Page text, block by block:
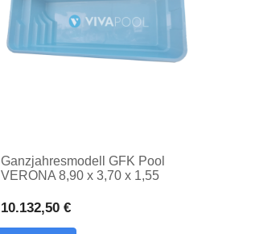
Ganzjahresmodell GFK Pool
VERONA 8,90 x 3,70 x 1,55
Einsatzwanne
10.132,50 €